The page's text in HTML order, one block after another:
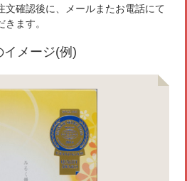
確認後に、メールまたお電話にて
ます。
イメージ(例)